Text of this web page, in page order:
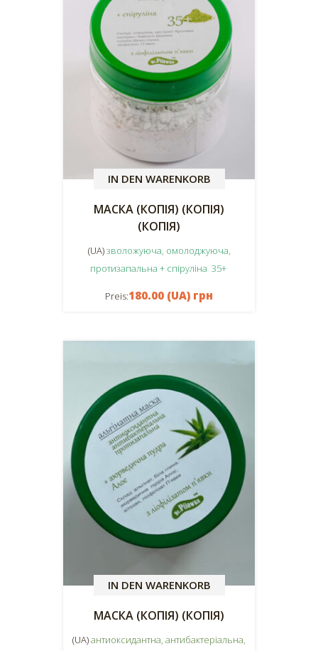
IN DEN WARENKORB
МАСКА (КОПІЯ) (КОПІЯ)
(КОПІЯ)
(UA)зволожуюча, омолоджуюча,
протизапальна + спіруліна 35+
Preis:180.00 (UA) грн
IN DEN WARENKORB
МАСКА (КОПІЯ) (КОПІЯ)
(UA)антиоксидантна, антибактеріальна,